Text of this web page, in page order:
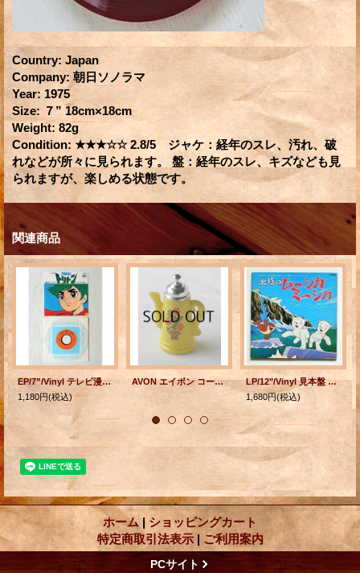
Country: Japan
Company: 朝日ソノラマ
Year: 1975
Size: ７” 18cm×18cm
Weight: 82g
Condition: ★★★☆☆ 2.8/5 ジャケ：経年のスレ、汚れ、破
れなどが所々に見られます。 盤：経年のスレ、キズなども見
られますが、楽しめる状態です。
関連商品
EP/7”/Vinyl テレビ漫画『海のトリトン』 海のトリトン ピピのうた 歌：ヒデ夕樹、 広川あけみ、杉並児童合唱団 (1977) COLOMBIA
1,180円(税込)
AVON エイボン コーヒーポット型ガラス容器 Koffee Klatch FIELD FLOWERS FOAMING BATH OIL
LP/12"/Vinyl 見本盤 虫プロダクション・日活児童映画 OST ”北極のムーシカ ミーシカ”Victor 音楽 小六禮次郎 うた チェリッシュ (1979) ポスター付
1,680円(税込)
ホーム | ショッピングカート
特定商取引法表示 | ご利用案内
PCサイト